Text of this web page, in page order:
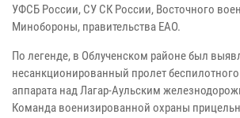
УФСБ России, СУ СК России, Восточного
Минобороны, правительства ЕАО.
По легенде, в Облученском районе был
несанкционированный пролет беспилотного
аппарата над Лагар-Аульским
Команда военизированной охраны